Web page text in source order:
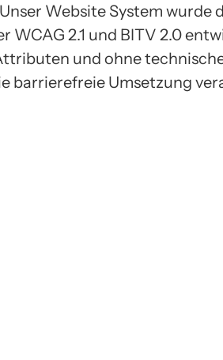
Website System wurde
WCAG 2.1 und BITV 2.0
und ohne
barrierefreie Umsetzung